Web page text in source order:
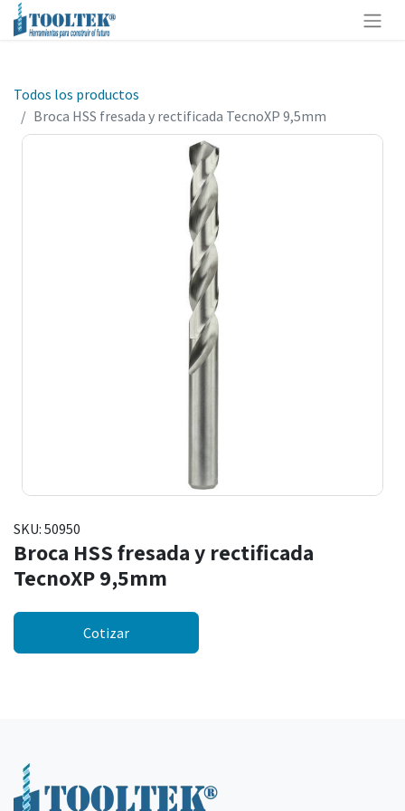
Todos los productos
Broca HSS fresada y rectificada TecnoXP 9,5mm
SKU: 50950
Broca HSS fresada y rectificada
TecnoXP 9,5mm
Cotizar